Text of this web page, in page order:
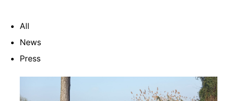
All
News
Press